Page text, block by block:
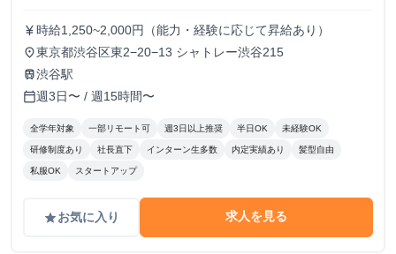
currency_yen 時給1,250~2,000円（能力・経験に応じて昇給あり）
place東京都渋谷区東2−20−13 シャトレー渋谷215
train渋谷駅
calendar_today週3日〜 / 週15時間〜
全学年対象 一部リモート可 週3日以上推奨 半日OK 未経験OK
研修制度あり 社長直下 インターン生多数 内定実績あり 髪型自由
私服OK スタートアップ
gradeお気に入り 求人を見る